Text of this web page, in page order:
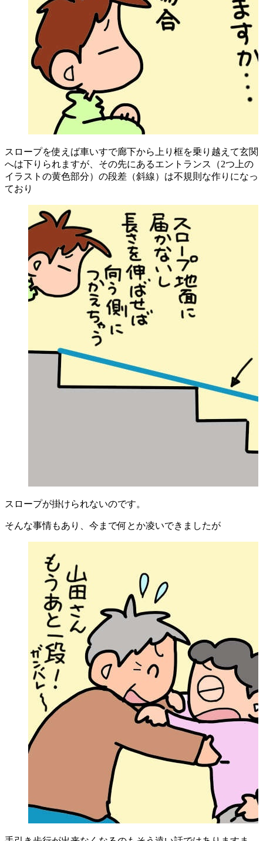
スロープを使えば車いすで廊下から上り框を乗り越えて玄関
へは下りられますが、その先にあるエントランス（2つ上の
イラストの黄色部分）の段差（斜線）は不規則な作りになっ
ており
スロープが掛けられないのです。
そんな事情もあり、今まで何とか凌いできましたが